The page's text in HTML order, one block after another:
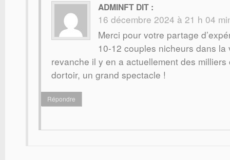
ADMINFT DIT :
16 décembre 2024 à 21 h 04
Merci pour votre partage
10-12 couples nicheurs dans
revanche il y en a actuellement des
dortoir, un grand spectacle !
Répondre